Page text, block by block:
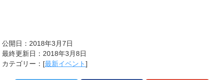
公開日：2018年3月7日
最終更新日：2018年3月8日
カテゴリー：[最新イベント]